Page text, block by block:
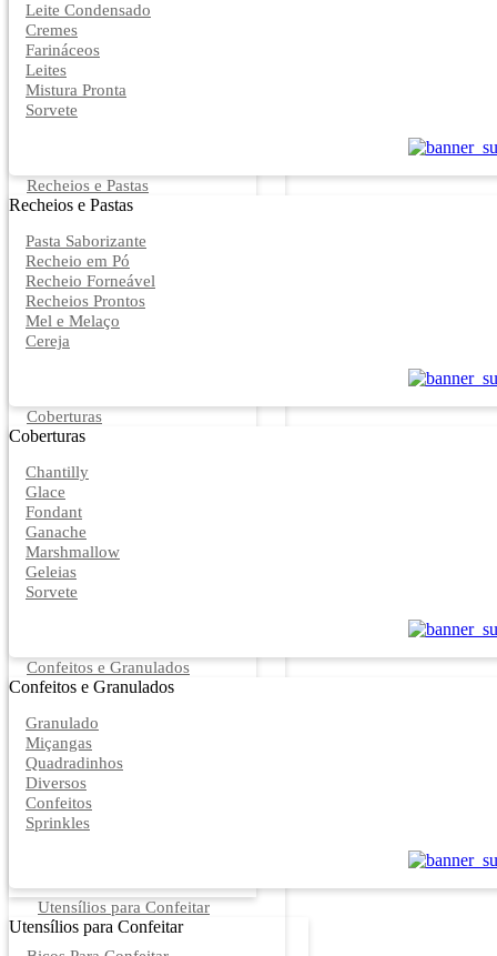
Leite Condensado
Cremes
Farináceos
Leites
Mistura Pronta
Sorvete
Recheios e Pastas
Recheios e Pastas
Pasta Saborizante
Recheio em Pó
Recheio Forneável
Recheios Prontos
Mel e Melaço
Cereja
Coberturas
Coberturas
Chantilly
Glace
Fondant
Ganache
Marshmallow
Geleias
Sorvete
Confeitos e Granulados
Confeitos e Granulados
Granulado
Miçangas
Quadradinhos
Diversos
Confeitos
Sprinkles
Utensílios para Confeitar
Utensílios para Confeitar